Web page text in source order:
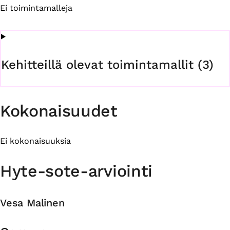
Ei toimintamalleja
Kehitteillä olevat toimintamallit (3)
Kokonaisuudet
Ei kokonaisuuksia
Hyte-sote-arviointi
Vesa Malinen